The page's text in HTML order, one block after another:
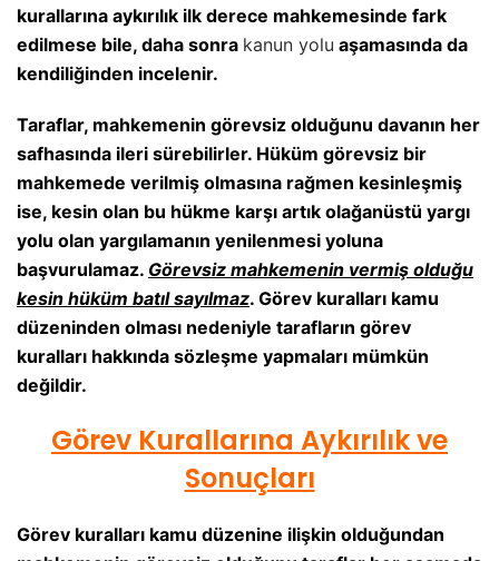
kurallarına aykırılık ilk derece mahkemesinde fark
edilmese bile, daha sonra kanun yolu aşamasında da
kendiliğinden incelenir.
Taraflar, mahkemenin görevsiz olduğunu davanın her
safhasında ileri sürebilirler. Hüküm görevsiz bir
mahkemede verilmiş olmasına rağmen kesinleşmiş
ise, kesin olan bu hükme karşı artık olağanüstü yargı
yolu olan yargılamanın yenilenmesi yoluna
başvurulamaz. Görevsiz mahkemenin vermiş olduğu
kesin hüküm batıl sayılmaz. Görev kuralları kamu
düzeninden olması nedeniyle tarafların görev
kuralları hakkında sözleşme yapmaları mümkün
değildir.
Görev Kurallarına Aykırılık ve
Sonuçları
Görev kuralları kamu düzenine ilişkin olduğundan